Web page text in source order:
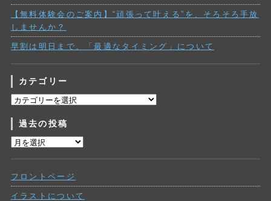
【無料体験会のご案内】“頑張って叶える”を、そろそろ手放
しませんか？
早割は明日まで。「最適なタイミング」について
カテゴリー
カ
ゴ
リ
ー
過去の投稿
過
投
稿
フロントページ
イラストについて